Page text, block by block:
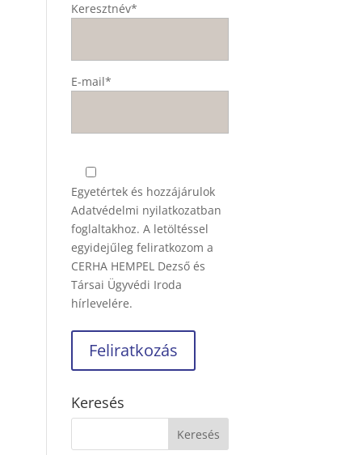
Keresztnév*
E-mail*
Egyetértek és hozzájárulok
Adatvédelmi nyilatkozatban
foglaltakhoz. A letöltéssel
egyidejűleg feliratkozom a
CERHA HEMPEL Dezső és
Társai Ügyvédi Iroda
hírlevelére.
Keresés